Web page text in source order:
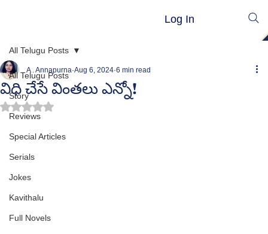
Log In
All Telugu Posts
Story
Reviews
Special Articles
Serials
Jokes
Kavithalu
Full Novels
All Telugu Posts
విధి చేసే వింతలు ఎన్నో!
A . Annapurna Aug 6, 2024 6 min read
Rated NaN out of 5 stars.